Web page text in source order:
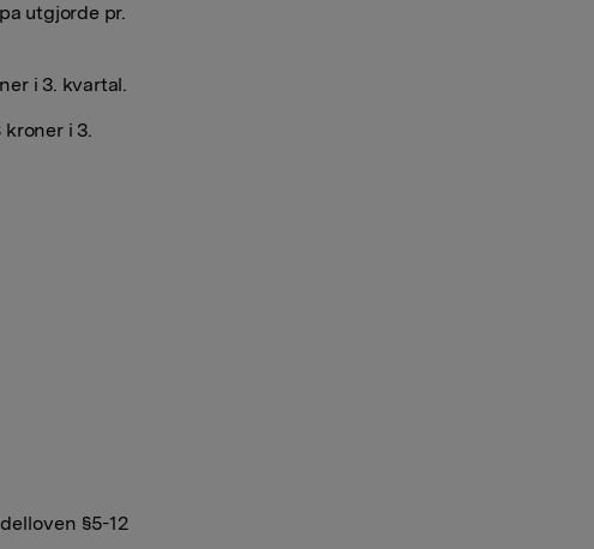
utgjorde pr.
i 3. kvartal.
i 3.
§5-12